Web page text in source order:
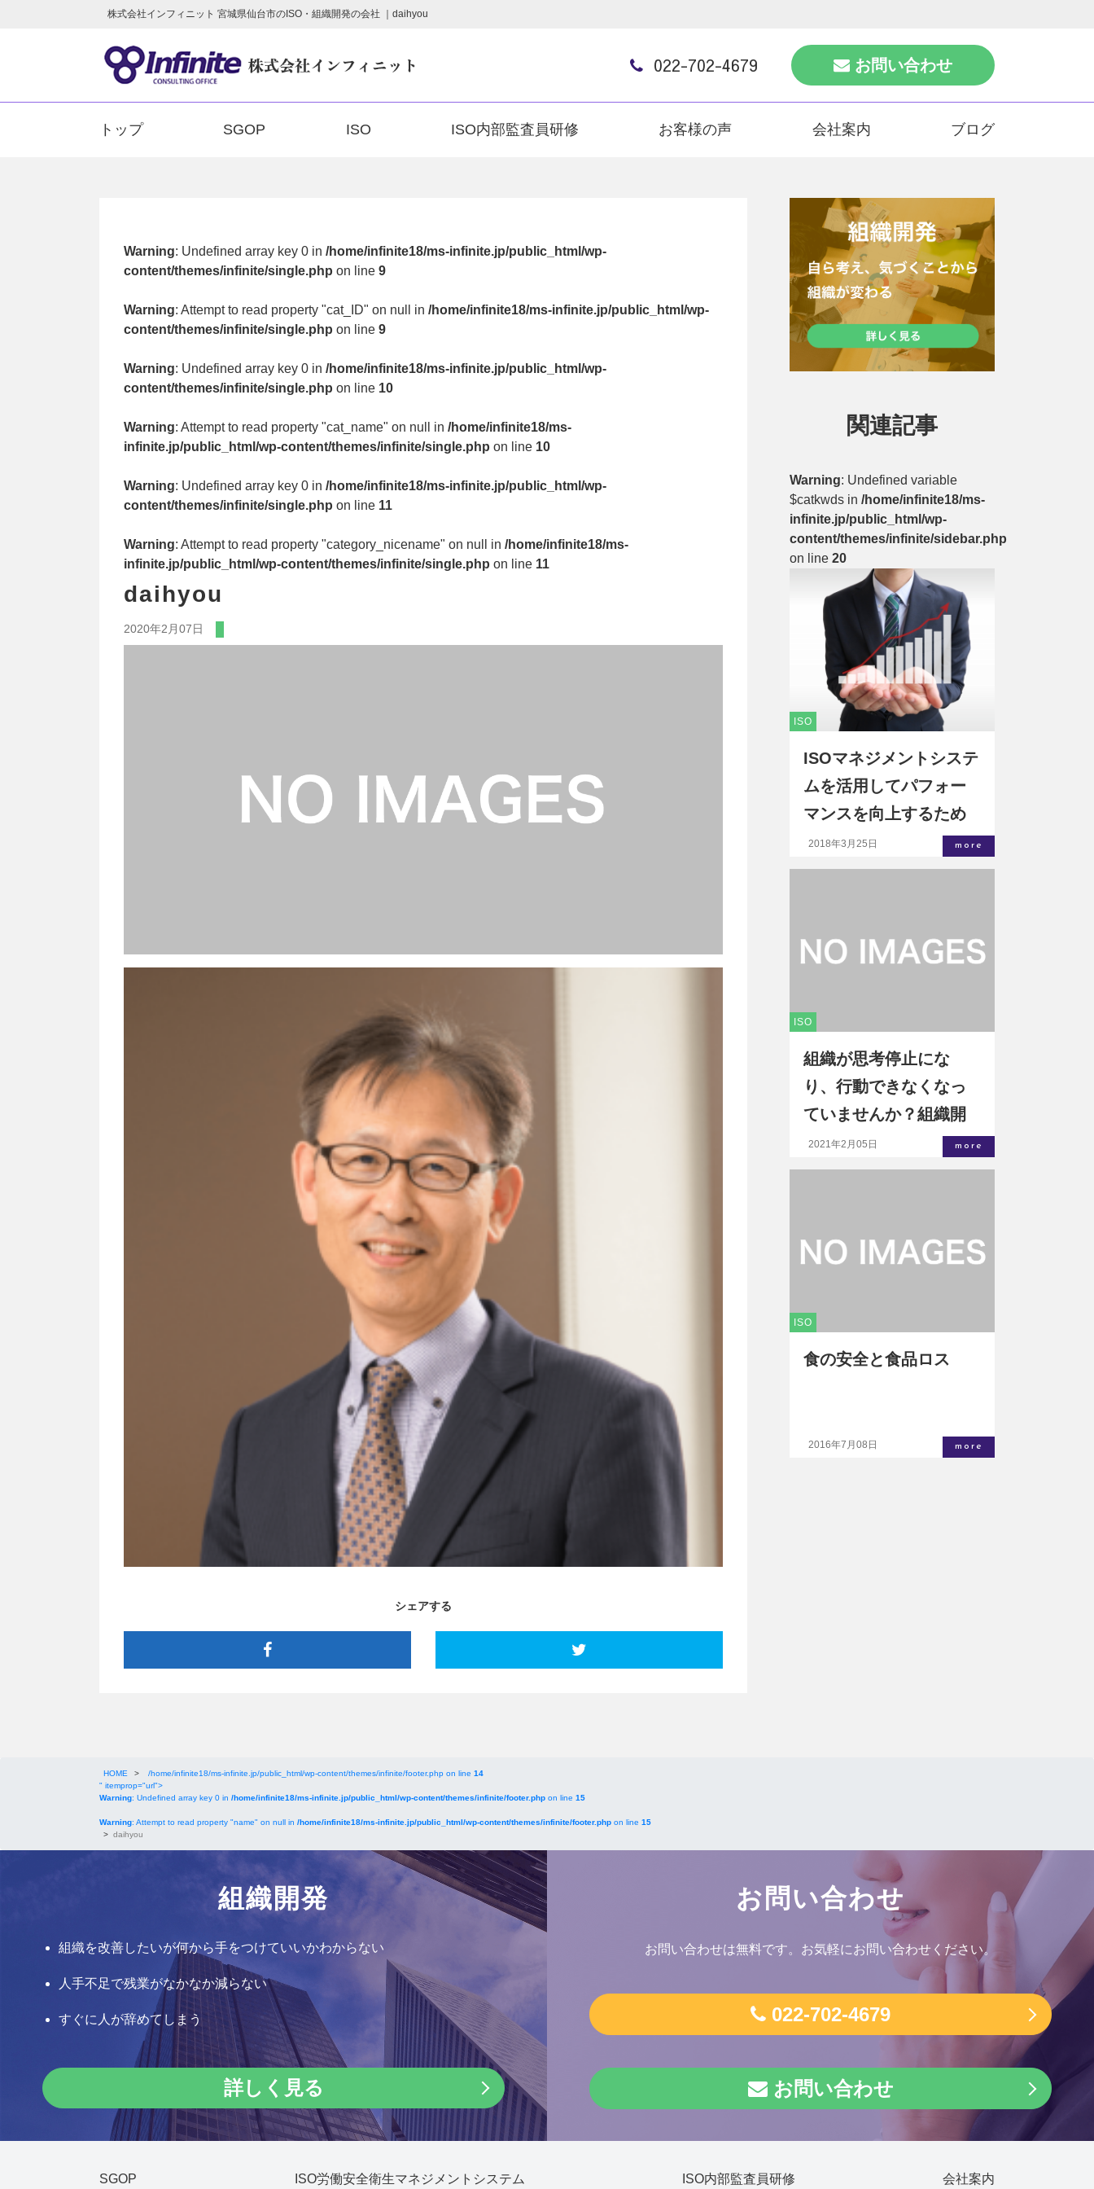
株式会社インフィニット 宮城県仙台市のISO・組織開発の会社 ｜daihyou
022-702-4679 お問い合わせ
トップ SGOP ISO ISO内部監査員研修 お客様の声 会社案内 ブログ
Warning: Undefined array key 0 in /home/infinite18/ms-infinite.jp/public_html/wp-
content/themes/infinite/single.php on line 9
Warning: Attempt to read property "cat_ID" on null in /home/infinite18/ms-infinite.jp/public_html/wp-
content/themes/infinite/single.php on line 9
Warning: Undefined array key 0 in /home/infinite18/ms-infinite.jp/public_html/wp-
content/themes/infinite/single.php on line 10
Warning: Attempt to read property "cat_name" on null in /home/infinite18/ms-
infinite.jp/public_html/wp-content/themes/infinite/single.php on line 10
Warning: Undefined array key 0 in /home/infinite18/ms-infinite.jp/public_html/wp-
content/themes/infinite/single.php on line 11
Warning: Attempt to read property "category_nicename" on null in /home/infinite18/ms-
infinite.jp/public_html/wp-content/themes/infinite/single.php on line 11
daihyou
2020年2月07日
シェアする
関連記事
Warning: Undefined variable
$catkwds in /home/infinite18/ms-
infinite.jp/public_html/wp-
content/themes/infinite/sidebar.php
on line 20
ISO
ISOマネジメントシステ
ムを活用してパフォー
マンスを向上するため
に必要な観点とは
2018年3月25日 more
ISO
組織が思考停止にな
り、行動できなくなっ
ていませんか？組織開
発で組織の文化を変え
る１
2021年2月05日 more
ISO
食の安全と食品ロス
2016年7月08日 more
HOME > /home/infinite18/ms-infinite.jp/public_html/wp-content/themes/infinite/footer.php on line 14
" itemprop="url">
Warning: Undefined array key 0 in /home/infinite18/ms-infinite.jp/public_html/wp-content/themes/infinite/footer.php on line 15
Warning: Attempt to read property "name" on null in /home/infinite18/ms-infinite.jp/public_html/wp-content/themes/infinite/footer.php on line 15
> daihyou
組織開発
組織を改善したいが何から手をつけていいかわからない
人手不足で残業がなかなか減らない
すぐに人が辞めてしまう
詳しく見る
お問い合わせ
お問い合わせは無料です。お気軽にお問い合わせください。
022-702-4679
お問い合わせ
SGOP ISO労働安全衛生マネジメントシステム ISO内部監査員研修 会社案内